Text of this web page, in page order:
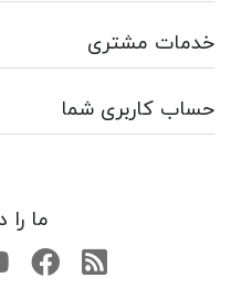
خدمات مشتری
حساب کاربری شما
ما را
RSS